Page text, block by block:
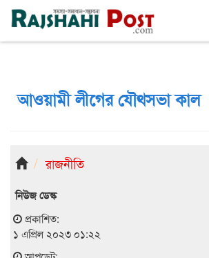
রাজশাহী সোমবার, ১০ই আগস্ট ২০২৬, ২৭শে শ্রাবণ ১৪৩৩
আওয়ামী লীগের যৌথসভা কাল
রাজনীতি
নিউজ ডেস্ক
প্রকাশিত:
১ এপ্রিল ২০২৩ ০১:২২